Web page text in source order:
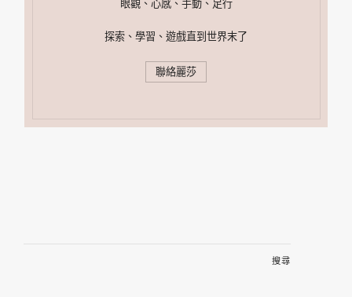
眼觀、心感、手動、足行
探索、學習、遊戲直到世界末了
聯絡麗莎